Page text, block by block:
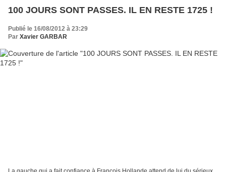
100 JOURS SONT PASSES. IL EN RESTE 1725 !
Publié le 16/08/2012 à 23:29
Par Xavier GARBAR